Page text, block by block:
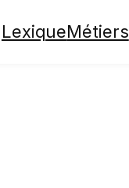
LexiqueMétiers